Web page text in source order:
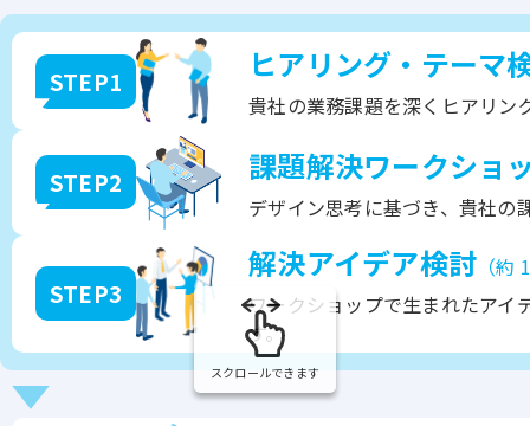
STEP1 ヒアリング・テーマ
貴社の業務課題を深くヒアリン
STEP2 課題解決ワークショ
デザイン思考に基づき、貴社の
STEP3
解決アイデア検討 （約
ワークショップで生まれたアイ
す。
スクロールできます